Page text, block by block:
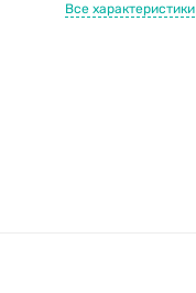
Все характеристики